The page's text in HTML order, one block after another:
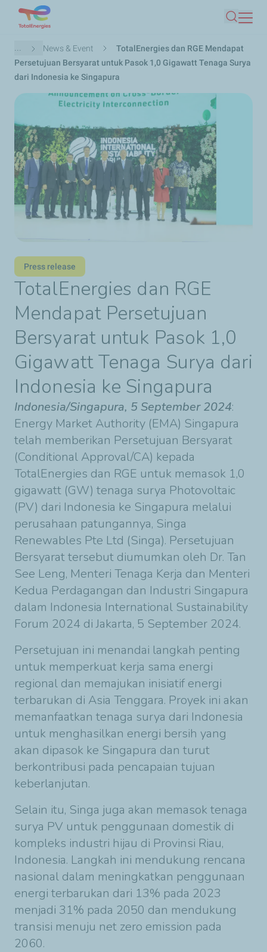
isi
utama
Mencari
Breadcrumb
... News & Event
TotalEnergies dan RGE Mendapat
Persetujuan Bersyarat untuk Pasok 1,0 Gigawatt Tenaga Surya
dari Indonesia ke Singapura
Press release
TotalEnergies dan RGE
Mendapat Persetujuan
Bersyarat untuk Pasok 1,0
Gigawatt Tenaga Surya dari
Indonesia ke Singapura
Indonesia/Singapura, 5 September 2024:
Energy Market Authority (EMA) Singapura
telah memberikan Persetujuan Bersyarat
(Conditional Approval/CA) kepada
TotalEnergies dan RGE untuk memasok 1,0
gigawatt (GW) tenaga surya Photovoltaic
(PV) dari Indonesia ke Singapura melalui
perusahaan patungannya, Singa
Renewables Pte Ltd (Singa). Persetujuan
Bersyarat tersebut diumumkan oleh Dr. Tan
See Leng, Menteri Tenaga Kerja dan Menteri
Kedua Perdagangan dan Industri Singapura
dalam Indonesia International Sustainability
Forum 2024 di Jakarta, 5 September 2024.
Persetujuan ini menandai langkah penting
untuk memperkuat kerja sama energi
regional dan memajukan inisiatif energi
terbarukan di Asia Tenggara. Proyek ini akan
memanfaatkan tenaga surya dari Indonesia
untuk menghasilkan energi bersih yang
akan dipasok ke Singapura dan turut
berkontribusi pada pencapaian tujuan
keberlanjutan.
Selain itu, Singa juga akan memasok tenaga
surya PV untuk penggunaan domestik di
kompleks industri hijau di Provinsi Riau,
Indonesia. Langkah ini mendukung rencana
nasional dalam meningkatkan penggunaan
energi terbarukan dari 13% pada 2023
menjadi 31% pada 2050 dan mendukung
transisi menuju net zero emission pada
2060.